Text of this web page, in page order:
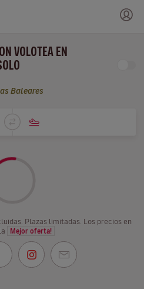
VOLOTEA EN
Baleares
Plazas limitadas. Los precios en
Mejor oferta!